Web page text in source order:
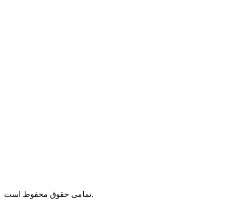
تمامی حقوق محفوظ است.